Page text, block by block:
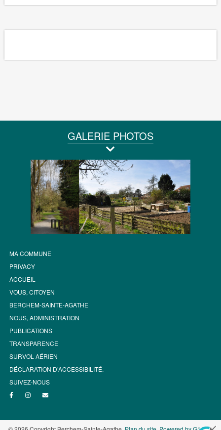
GALERIE PHOTOS
MA COMMUNE
PRIVACY
ACCUEIL
VOUS, CITOYEN
BERCHEM-SAINTE-AGATHE
NOUS, ADMINISTRATION
PUBLICATIONS
TRANSPARENCE
SURVOL AÉRIEN
DÉCLARATION D’ACCESSIBILITÉ.
SUIVEZ-NOUS